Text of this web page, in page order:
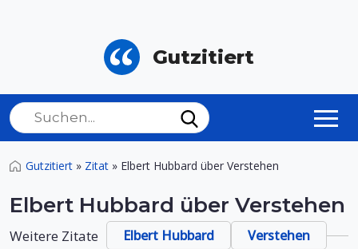
Gutzitiert
Gutzitiert » Zitat » Elbert Hubbard über Verstehen
Elbert Hubbard über Verstehen
Weitere Zitate Elbert Hubbard Verstehen